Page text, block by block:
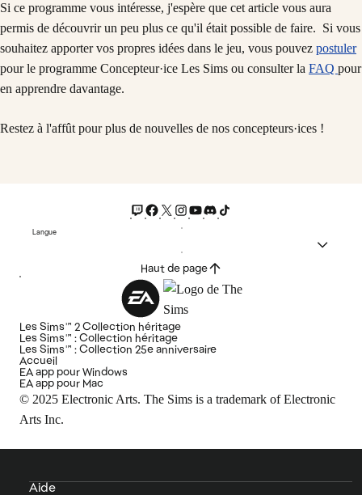
Si ce programme vous intéresse, j'espère que cet article vous aura
permis de découvrir un peu plus ce qu'il était possible de faire. Si vous
souhaitez apporter vos propres idées dans le jeu, vous pouvez postuler
pour le programme Concepteur·ice Les Sims ou consulter la FAQ pour
en apprendre davantage.
Restez à l'affût pour plus de nouvelles de nos concepteurs·ices !
Langue
Haut de page
Les Sims™ 2 Collection héritage
Les Sims™ : Collection héritage
Les Sims™ : Collection 25e anniversaire
Accueil
EA app pour Windows
EA app pour Mac
© 2025 Electronic Arts. The Sims is a trademark of Electronic
Arts Inc.
Aide